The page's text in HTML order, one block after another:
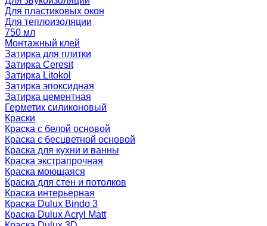
Для пластиковых окон
Для теплоизоляции
750 мл
Монтажный клей
Затирка для плитки
Затирка Ceresit
Затирка Litokol
Затирка эпоксидная
Затирка цементная
Герметик силиконовый
Краски
Краска с белой основой
Краска с бесцветной основой
Краска для кухни и ванны
Краска экстрапрочная
Краска моющаяся
Краска для стен и потолков
Краска интерьерная
Краска Dulux Bindo 3
Краска Dulux Acryl Matt